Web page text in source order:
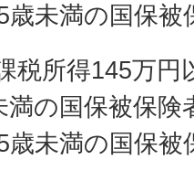
歳未満の国保被
税所得145万円
満の国保被保険
歳未満の国保被